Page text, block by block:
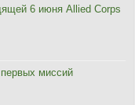
6 июня Allied Corps
миссий